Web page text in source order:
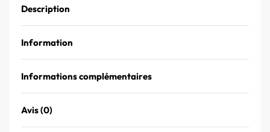
Description
Information
Informations complémentaires
Avis (0)